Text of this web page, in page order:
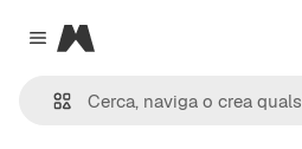
Close menu
Magnific